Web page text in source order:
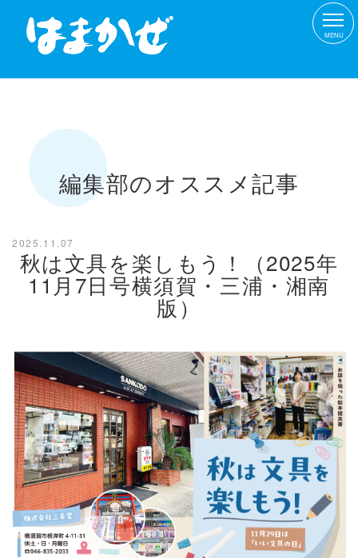
MENU
編集部のオススメ記事
2025.11.07
秋は文具を楽しもう！（2025年
11月7日号横須賀・三浦・湘南
版）